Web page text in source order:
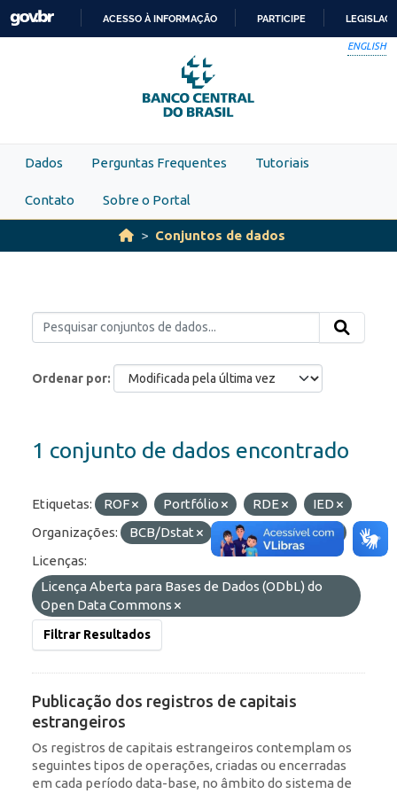
Skip to main content
PARA
O
CONTEÚDO
ACESSO À INFORMAÇÃO PARTICIPE
ENGLISH
Dados Perguntas Frequentes Tutoriais
Contato Sobre o Portal
Conjuntos de dados
Ordenar por
1 conjunto de dados encontrado
Etiquetas: ROF Portfólio RDE
IED
Organizações:
BCB/Dstat Formatos:
HTML
Licenças:
Licença Aberta para Bases de Dados (ODbL) do
Open Data Commons
Filtrar Resultados
Publicação dos registros de capitais
estrangeiros
Os registros de capitais estrangeiros contemplam os
seguintes tipos de operações, criadas ou encerradas
em cada período data-base, no âmbito do sistema de